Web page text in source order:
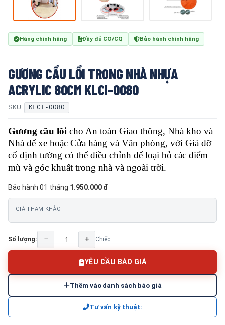
Hàng chính hãng Đầy đủ CO/CQ Bảo hành chính hãng
GƯƠNG CẦU LỒI TRONG NHÀ NHỰA
ACRYLIC 80CM KLCI-0080
SKU: KLCI-0080
Gương cầu lồi cho An toàn Giao thông, Nhà kho và
Nhà để xe hoặc Cửa hàng và Văn phòng, với Giá đỡ
cố định tường có thể điều chỉnh để loại bỏ các điểm
mù và góc khuất trong nhà và ngoài trời.
Bảo hành 01 tháng 1.950.000 đ
GIÁ THAM KHẢO
Số lượng: − + Chiếc
YÊU CẦU BÁO GIÁ
Thêm vào danh sách báo giá
Tư vấn kỹ thuật: